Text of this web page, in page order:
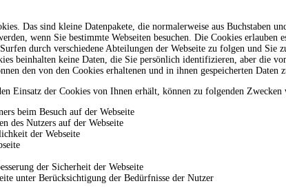
Das sind kleine Datenpakete, die normalerweise aus Buchstaben
wenn Sie bestimmte Webseiten besuchen. Die Cookies erlauben
durch verschiedene Abteilungen der Webseite zu folgen und Sie
beinhalten keine Daten, die Sie persönlich identifizieren, aber die
den von den Cookies erhaltenen und in ihnen gespeicherten Daten
Einsatz der Cookies von Ihnen erhält, können zu folgenden Zwecken
beim Besuch auf der Webseite
des Nutzers auf der Webseite
der Webseite
der Sicherheit der Webseite
unter Berücksichtigung der Bedürfnisse der Nutzer